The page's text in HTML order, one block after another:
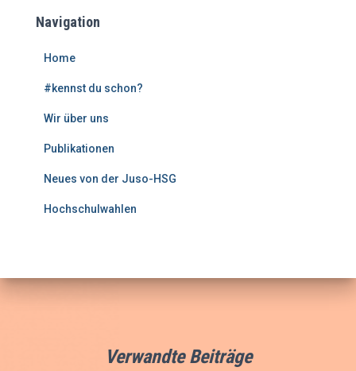
n
Navigation
Home
#kennst du schon?
Wir über uns
Publikationen
Neues von der Juso-HSG
Hochschulwahlen
Verwandte Beiträge